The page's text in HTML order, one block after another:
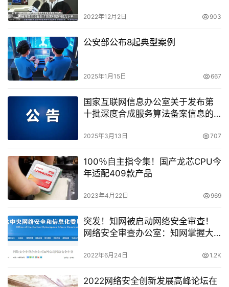
2022年12月2日 903
公安部公布8起典型案例
2025年1月15日 667
国家互联网信息办公室关于发布第
十批深度合成服务算法备案信息的
2025年3月13日 707
100％自主指令集！国产龙芯CPU今
年适配409款产品
2023年4月22日 969
突发！知网被启动网络安全审查！
网络安全审查办公室：知网掌握大
2022年6月24日 1.2K
2022网络安全创新发展高峰论坛在